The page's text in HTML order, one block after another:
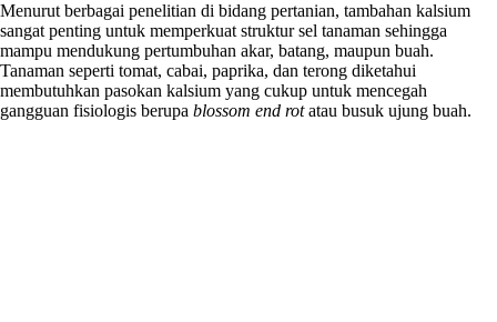
Menurut berbagai penelitian di bidang pertanian, tambahan kalsium
sangat penting untuk memperkuat struktur sel tanaman sehingga
mampu mendukung pertumbuhan akar, batang, maupun buah.
Tanaman seperti tomat, cabai, paprika, dan terong diketahui
membutuhkan pasokan kalsium yang cukup untuk mencegah
gangguan fisiologis berupa blossom end rotatau busuk ujung buah.